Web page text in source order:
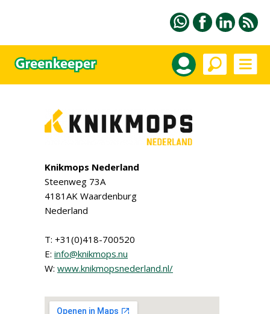
Knikmops Nederland
Steenweg 73A
4181AK Waardenburg
Nederland
T: +31(0)418-700520
E: info@knikmops.nu
W: www.knikmopsnederland.nl/